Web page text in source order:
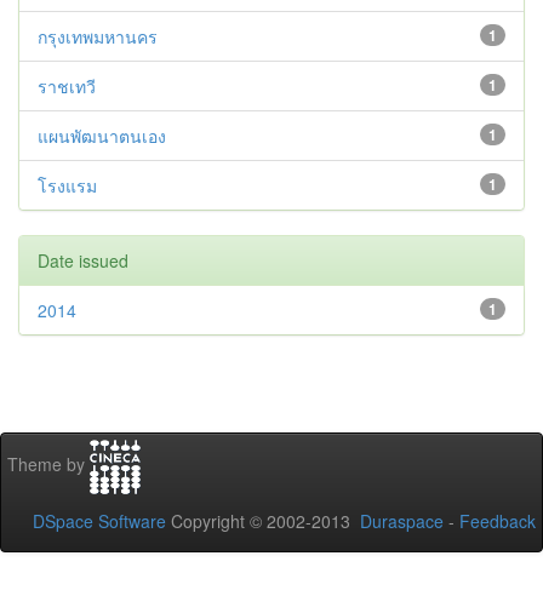
1
กรุงเทพมหานคร
1
ราชเทวี
1
แผนพัฒนาตนเอง
1
โรงแรม
Date issued
1
2014
Theme by
DSpace Software Copyright © 2002-2013 Duraspace - Feedback